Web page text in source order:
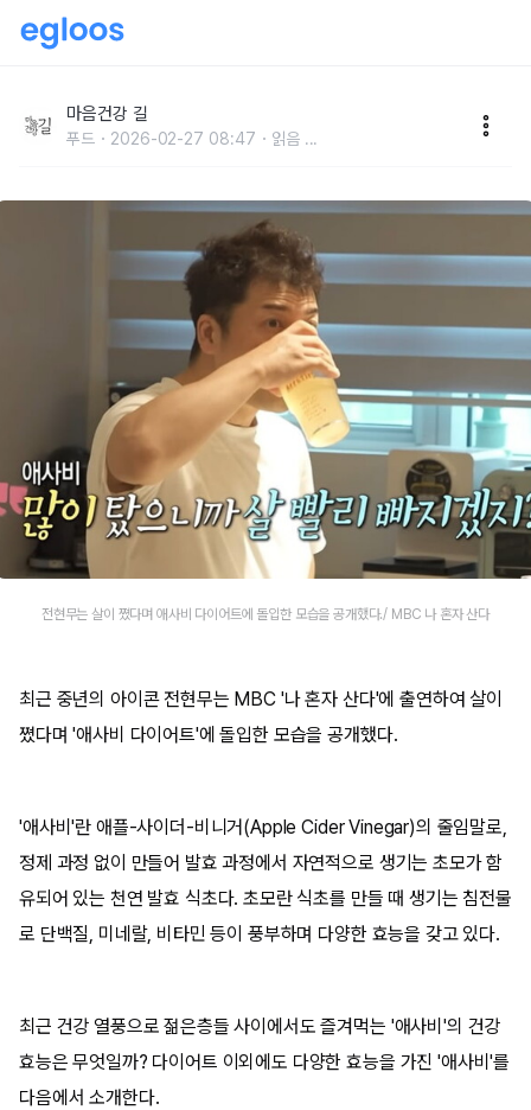
마음건강 길
푸드 2026-02-27 08:47 읽음 ...
전현무는 살이 쪘다며 애사비 다이어트에 돌입한 모습을 공개했다./ MBC 나 혼자 산다
최근 중년의 아이콘 전현무는 MBC '나 혼자 산다'에 출연하여 살이
쪘다며 '애사비 다이어트'에 돌입한 모습을 공개했다.
'애사비'란 애플-사이더-비니거(Apple Cider Vinegar)의 줄임말로,
정제 과정 없이 만들어 발효 과정에서 자연적으로 생기는 초모가 함
유되어 있는 천연 발효 식초다. 초모란 식초를 만들 때 생기는 침전물
로 단백질, 미네랄, 비타민 등이 풍부하며 다양한 효능을 갖고 있다.
최근 건강 열풍으로 젊은층들 사이에서도 즐겨먹는 '애사비'의 건강
효능은 무엇일까? 다이어트 이외에도 다양한 효능을 가진 '애사비'를
다음에서 소개한다.